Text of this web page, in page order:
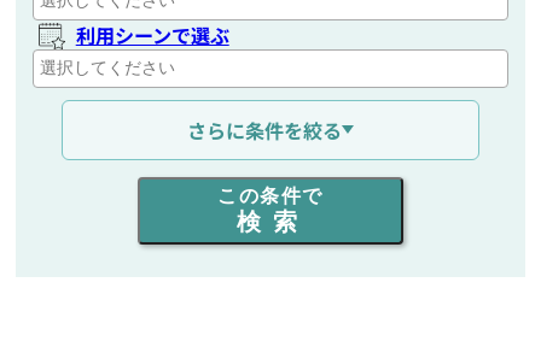
利用シーンで選ぶ
通信距離を選ぶ
出力を選ぶ
同時通話人数を選ぶ
さらに条件を絞る
この条件で
検索